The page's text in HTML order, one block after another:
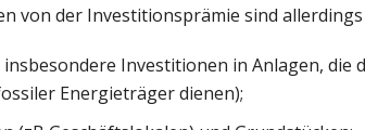
von der Investitionsprämie sind
Investitionen in Anlagen, die
Energieträger dienen);